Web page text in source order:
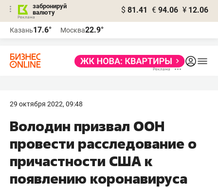
забронируй
валюту
$ 81.41 € 94.06 ¥ 12.06
Казань17.6° Москва22.9°
29 октября 2022, 09:48
Володин призвал ООН
провести расследование о
причастности США к
появлению коронавируса